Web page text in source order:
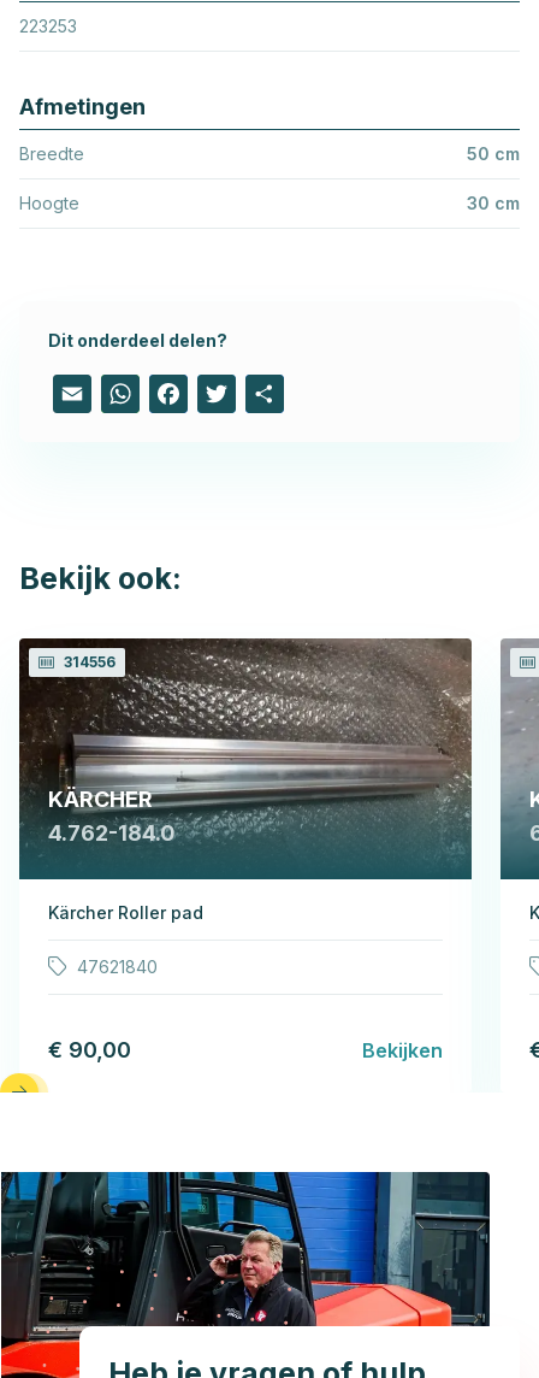
223253
Afmetingen
Breedte 50 cm
Hoogte 30 cm
Dit onderdeel delen?
Email WhatsAppFacebook
Twitter
Bekijk ook:
314556
KÄRCHER
4.762-184.0
Kärcher Roller pad
47621840
€ 90,00 Bekijken